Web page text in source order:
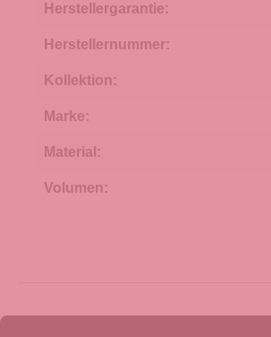
Herstellergarantie:
Herstellernummer:
Kollektion:
Marke:
Material:
Volumen: